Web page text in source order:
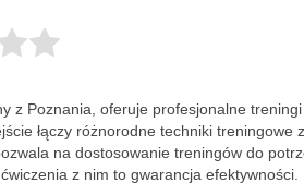
z Poznania, oferuje profesjonalne
łączy różnorodne techniki
na dostosowanie treningów do
z nim to gwarancja efektywności.